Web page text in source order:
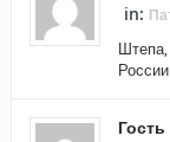
in:
Штепа,
Гость